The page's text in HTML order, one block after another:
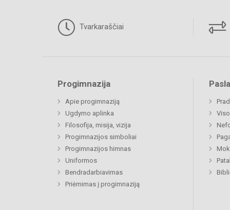
Tvarkaraščiai
Progimnazija
Apie progimnaziją
Ugdymo aplinka
Filosofija, misija, vizija
Progimnazijos simboliai
Progimnazijos himnas
Uniformos
Bendradarbiavimas
Priėmimas į progimnaziją